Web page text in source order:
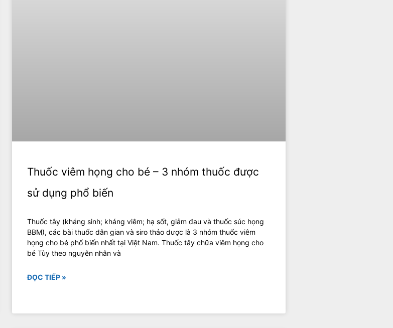
Thuốc viêm họng cho bé – 3 nhóm thuốc được
sử dụng phổ biến
Thuốc tây (kháng sinh; kháng viêm; hạ sốt, giảm đau và thuốc súc họng
BBM), các bài thuốc dân gian và siro thảo dược là 3 nhóm thuốc viêm
họng cho bé phổ biến nhất tại Việt Nam. Thuốc tây chữa viêm họng cho
bé Tùy theo nguyên nhân và
ĐỌC TIẾP »